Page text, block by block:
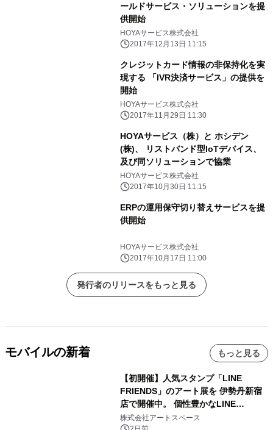
ールドサービス・ソリューションを提
供開始
HOYAサービス株式会社
2017年12月13日 11:15
クレジットカード情報の非保持化を実
現する 「IVR決済サービス」の提供を
開始
HOYAサービス株式会社
2017年11月29日 11:30
HOYAサービス（株）と ホシデン
(株)、 リストバンド型IoTデバイス、
及び同ソリューションで協業
HOYAサービス株式会社
2017年10月30日 11:15
ERPの運用保守切り替えサービスを提
供開始
HOYAサービス株式会社
2017年10月17日 11:00
発行者のリリースをもっと見る
モバイルの新着 もっと見る
【初開催】人気スタンプ「LINE
FRIENDS」のアート展を 伊勢丹新宿
店で開催中。 個性豊かなLINE
FRIENDSの仲間たちが インテリアア
株式会社アートスペース